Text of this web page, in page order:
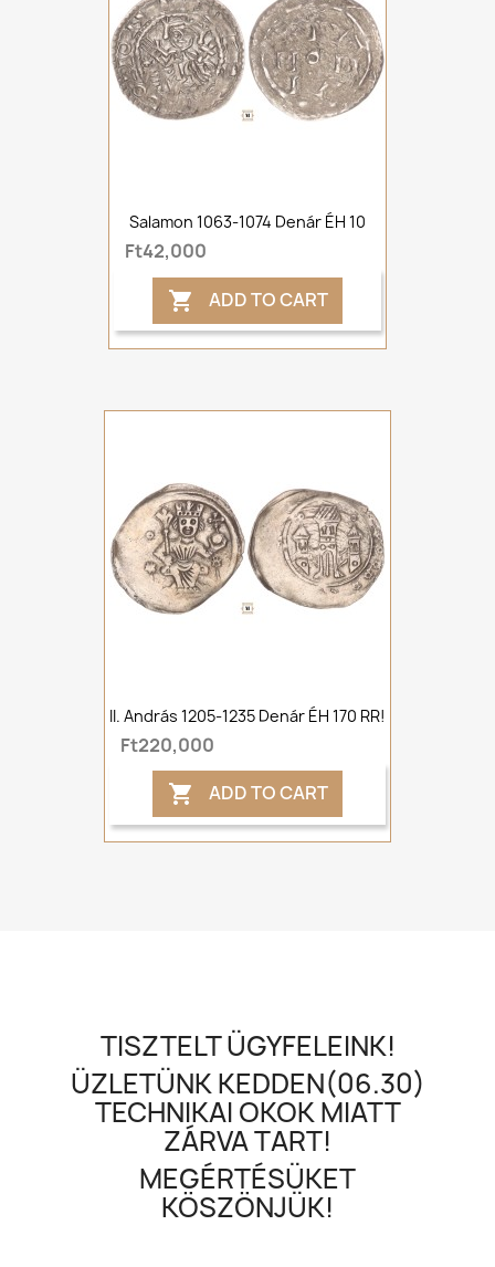
Salamon 1063-1074 Denár ÉH 10
Ft42,000
 ADD TO CART
II. András 1205-1235 Denár ÉH 170 RR!
Ft220,000
 ADD TO CART
TISZTELT ÜGYFELEINK!
ÜZLETÜNK KEDDEN(06.30)
TECHNIKAI OKOK MIATT
ZÁRVA TART!
MEGÉRTÉSÜKET
KÖSZÖNJÜK!